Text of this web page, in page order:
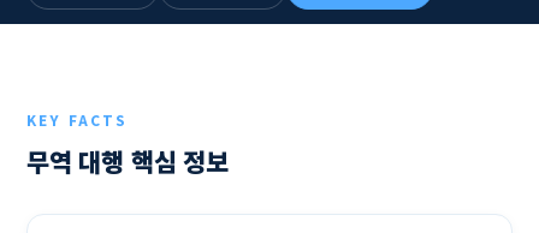
KEY FACTS
무역 대행 핵심 정보